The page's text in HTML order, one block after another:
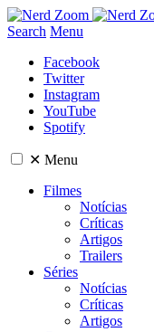
Search Menu
Facebook
Twitter
Instagram
YouTube
Spotify
✕ Menu
Filmes
Notícias
Críticas
Artigos
Trailers
Séries
Notícias
Críticas
Artigos